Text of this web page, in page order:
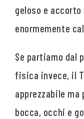
geloso e
enormemente
Se partiamo dal
fisica invece, il
apprezzabile ma
bocca, occhi e